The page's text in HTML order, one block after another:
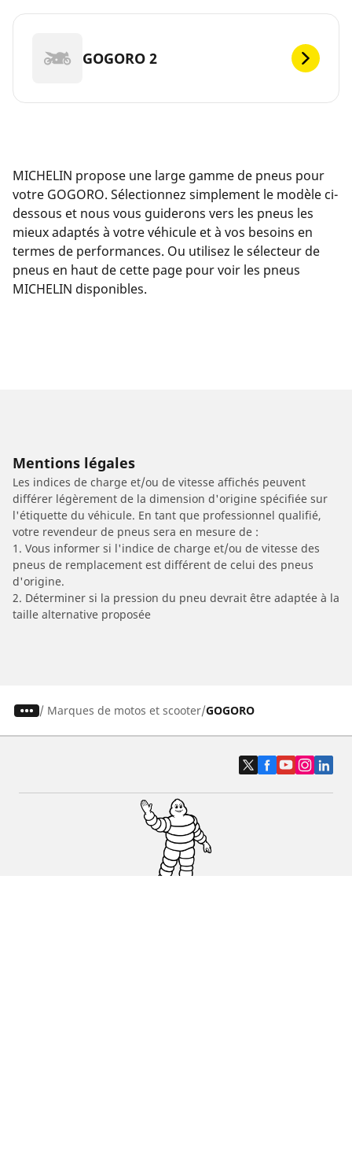
GOGORO 2
MICHELIN propose une large gamme de pneus pour
votre GOGORO. Sélectionnez simplement le modèle ci-
dessous et nous vous guiderons vers les pneus les
mieux adaptés à votre véhicule et à vos besoins en
termes de performances. Ou utilisez le sélecteur de
pneus en haut de cette page pour voir les pneus
MICHELIN disponibles.
Mentions légales
Les indices de charge et/ou de vitesse affichés peuvent
différer légèrement de la dimension d'origine spécifiée sur
l'étiquette du véhicule. En tant que professionnel qualifié,
votre revendeur de pneus sera en mesure de :
1. Vous informer si l'indice de charge et/ou de vitesse des
pneus de remplacement est différent de celui des pneus
d'origine.
2. Déterminer si la pression du pneu devrait être adaptée à la
taille alternative proposée
/ Marques de motos et scooter GOGORO